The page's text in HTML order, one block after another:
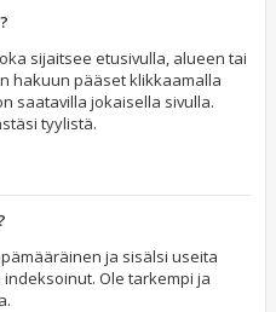
sijaitsee etusivulla, alueen tai
hakuun pääset klikkaamalla
saatavilla jokaisella sivulla.
tyylistä.
ja sisälsi useita
Ole tarkempi ja